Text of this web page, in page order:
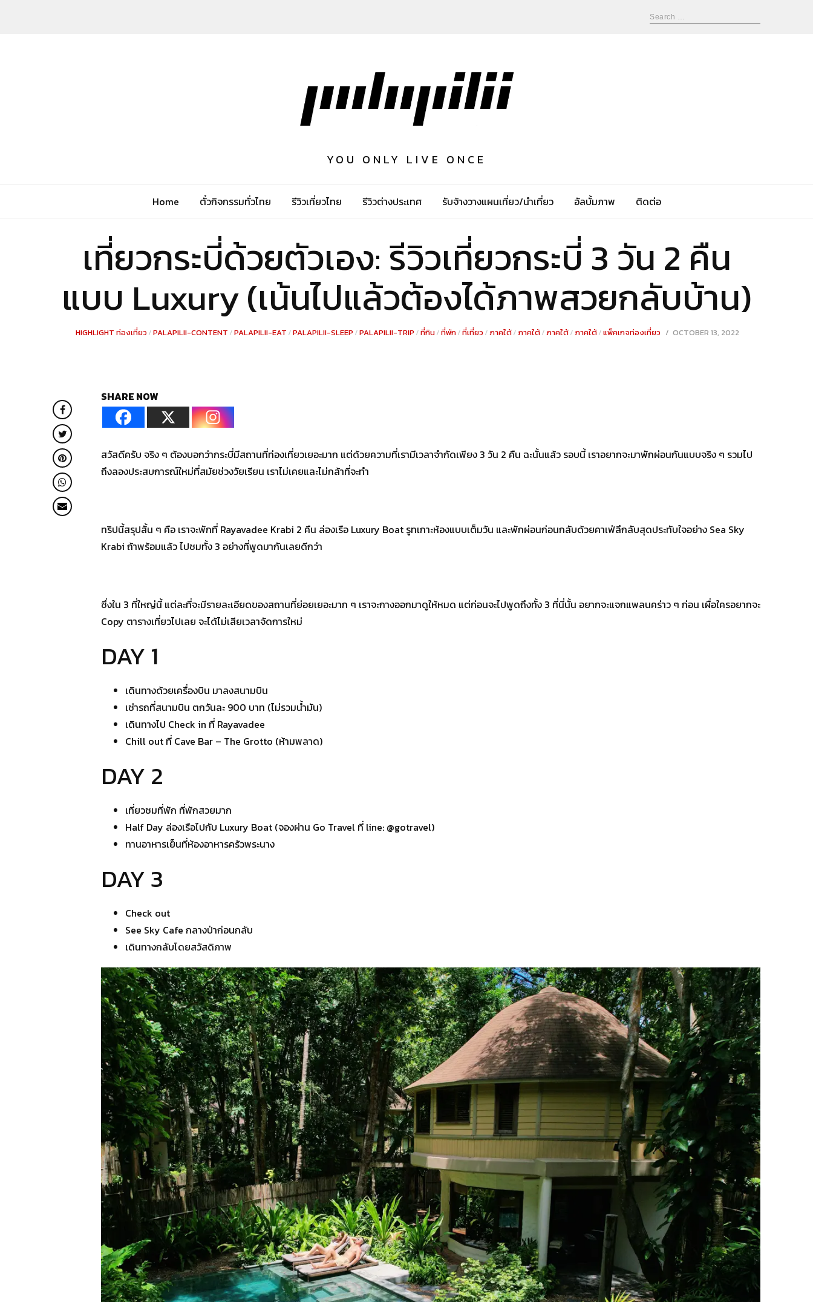
YOU ONLY LIVE ONCE
Home ตั๋วกิจกรรมทั่วไทย รีวิวเที่ยวไทย รีวิวต่างประเทศ รับจ้างวางแผนเที่ยว/นำเที่ยว อัลบั้มภาพ ติดต่อ
เที่ยวกระบี่ด้วยตัวเอง: รีวิวเที่ยวกระบี่ 3 วัน 2 คืน
แบบ Luxury (เน้นไปแล้วต้องได้ภาพสวยกลับบ้าน)
HIGHLIGHT ท่องเที่ยว /PALAPILII-CONTENT /PALAPILII-EAT /PALAPILII-SLEEP /PALAPILII-TRIP /ที่กิน/ที่พัก/ที่เที่ยว /ภาคใต้/ภาคใต้/ภาคใต้/ภาคใต้/แพ็คเกจท่องเที่ยว
POSTED
OCTOBER 13, 2022
SHARE NOW
สวัสดีครับ จริง ๆ ต้องบอกว่ากระบี่มีสถานที่ท่องเที่ยวเยอะมาก แต่ด้วยความที่เรามีเวลาจำกัดเพียง 3 วัน 2 คืน ฉะนั้นแล้ว รอบนี้ เราอยากจะมาพักผ่อนกันแบบจริง ๆ รวมไป
ถึงลองประสบการณ์ใหม่ที่สมัยช่วงวัยเรียน เราไม่เคยและไม่กล้าที่จะทำ
ทริปนี้สรุปสั้น ๆ คือ เราจะพักที่ Rayavadee Krabi 2 คืน ล่องเรือ Luxury Boat รูทเกาะห้องแบบเต็มวัน และพักผ่อนก่อนกลับด้วยคาเฟ่ลึกลับสุดประทับใจอย่าง Sea Sky
Krabi ถ้าพร้อมแล้ว ไปชมทั้ง 3 อย่างที่พูดมากันเลยดีกว่า
ซึ่งใน 3 ที่ใหญ่นี้ แต่ละที่จะมีรายละเอียดของสถานที่ย่อยเยอะมาก ๆ เราจะกางออกมาดูให้หมด แต่ก่อนจะไปพูดถึงทั้ง 3 ที่นี่นั้น อยากจะแจกแพลนคร่าว ๆ ก่อน เผื่อใครอยากจะ
Copy ตารางเที่ยวไปเลย จะได้ไม่เสียเวลาจัดการใหม่
DAY 1
เดินทางด้วยเครื่องบิน มาลงสนามบิน
เช่ารถที่สนามบิน ตกวันละ 900 บาท (ไม่รวมน้ำมัน)
เดินทางไป Check in ที่ Rayavadee
Chill out ที่ Cave Bar – The Grotto (ห้ามพลาด)
DAY 2
เที่ยวชมที่พัก ที่พักสวยมาก
Half Day ล่องเรือไปกับ Luxury Boat (จองผ่าน Go Travel ที่ line: @gotravel)
ทานอาหารเย็นที่ห้องอาหารครัวพระนาง
DAY 3
Check out
See Sky Cafe กลางป่าก่อนกลับ
เดินทางกลับโดยสวัสดิภาพ